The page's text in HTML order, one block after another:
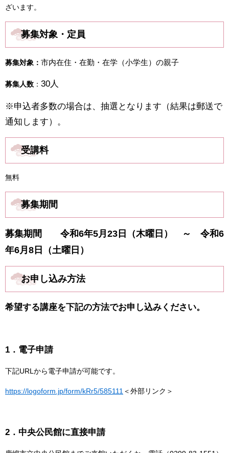
ざいます。
募集対象・定員
募集対象： 市内在住・在勤・在学（小学生）の親子​
募集人数 ： 30人
※申込者多数の場合は、抽選となります（結果は郵送で
通知します）。
受講料
無料
募集期間
募集期間 令和6年5月23日（木曜日） ～ 令和6
年6月8日（土曜日）
お申し込み方法
希望する講座を下記の方法でお申し込みください。
1．電子申請
下記URLから電子申請が可能です。
https://logoform.jp/form/kRr5/585111 ＜外部リンク＞
2．中央公民館に直接申請